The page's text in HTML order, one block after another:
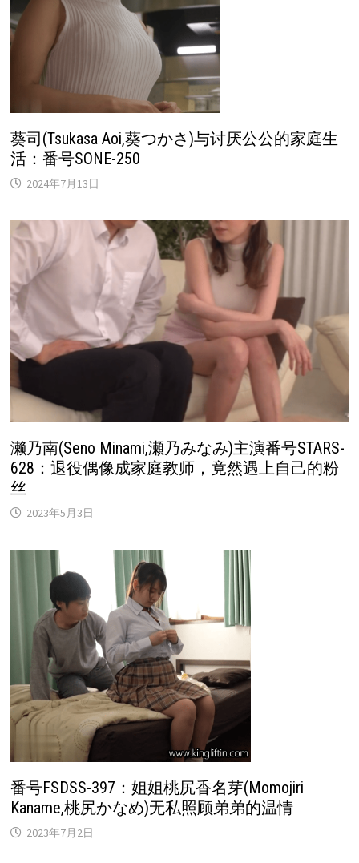
葵司(Tsukasa Aoi,葵つかさ)与讨厌公公的家庭生
活：番号SONE-250
2024年7月13日
濑乃南(Seno Minami,瀬乃みなみ)主演番号STARS-
628：退役偶像成家庭教师，竟然遇上自己的粉
丝
2023年5月3日
番号FSDSS-397：姐姐桃尻香名芽(Momojiri
Kaname,桃尻かなめ)无私照顾弟弟的温情
2023年7月2日